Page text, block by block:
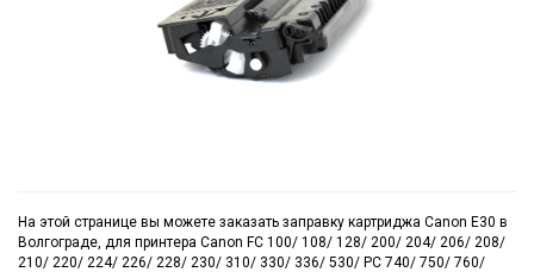
На этой странице вы можете заказать заправку картриджа Canon E30 в
Волгограде, для принтера Canon FC 100/ 108/ 128/ 200/ 204/ 206/ 208/
210/ 220/ 224/ 226/ 228/ 230/ 310/ 330/ 336/ 530/ PC 740/ 750/ 760/